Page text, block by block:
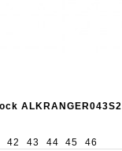
ALKRANGER043S2
42 43 44 45 46